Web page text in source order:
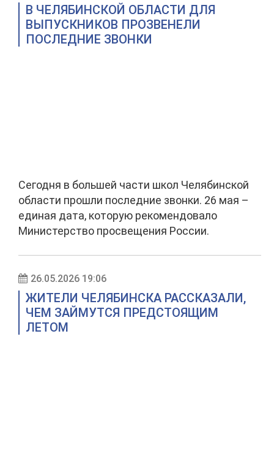
В ЧЕЛЯБИНСКОЙ ОБЛАСТИ ДЛЯ
ВЫПУСКНИКОВ ПРОЗВЕНЕЛИ
ПОСЛЕДНИЕ ЗВОНКИ
Сегодня в большей части школ Челябинской
области прошли последние звонки. 26 мая –
единая дата, которую рекомендовало
Министерство просвещения России.
26.05.2026 19:06
ЖИТЕЛИ ЧЕЛЯБИНСКА РАССКАЗАЛИ,
ЧЕМ ЗАЙМУТСЯ ПРЕДСТОЯЩИМ
ЛЕТОМ